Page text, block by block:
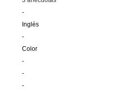
-
Inglés
-
Color
-
-
-